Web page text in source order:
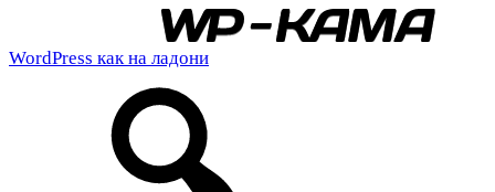
WordPress как на ладони